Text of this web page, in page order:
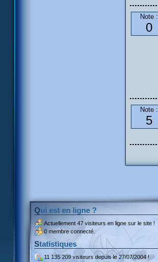
Note :
0
Note :
5
Qui est en ligne ?
Actuellement 47 visiteurs en ligne sur le site !
0 membre connecté.
Statistiques
11 135 209 visiteursdepuis le 27/07/2004 !